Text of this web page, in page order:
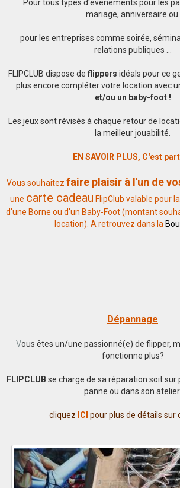
Pour tous types d'événements pour les
mariage, anniversaire ou
pour les entreprises comme soirée,
relations publiques ...
FLIPCLUB dispose de flippers idéals pour ce
plus encore compléter votre location avec
et/ou un baby-foot !
Les jeux sont révisés à chaque retour de
la meilleur jouabilité.
EN SAVOIR PLUS, C'est part
Vous souhaitez faire plaisir à l'un de
une carte cadeau FlipClub valable pour
d'une Borne ou d'un Baby-Foot (montant
location). A retrouvez dans la
Dépannage
Vous êtes un/une passionné(e) de flipper,
fonctionne plus?
FLIPCLUB se charge de sa réparation soit sur
panne ou dans son atelier.
cliquez ICI pour plus de détails sur